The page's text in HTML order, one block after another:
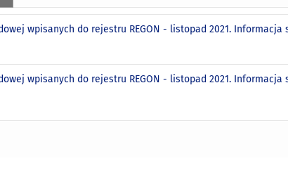
wpisanych do rejestru REGON - listopad 2021. Informacja
wpisanych do rejestru REGON - listopad 2021. Informacja